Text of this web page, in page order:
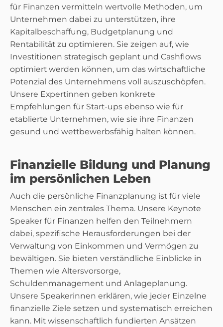
für Finanzen vermitteln wertvolle Methoden, um
Unternehmen dabei zu unterstützen, ihre
Kapitalbeschaffung, Budgetplanung und
Rentabilität zu optimieren. Sie zeigen auf, wie
Investitionen strategisch geplant und Cashflows
optimiert werden können, um das wirtschaftliche
Potenzial des Unternehmens voll auszuschöpfen.
Unsere Expertinnen geben konkrete
Empfehlungen für Start-ups ebenso wie für
etablierte Unternehmen, wie sie ihre Finanzen
gesund und wettbewerbsfähig halten können.
Finanzielle Bildung und Planung
im persönlichen Leben
Auch die persönliche Finanzplanung ist für viele
Menschen ein zentrales Thema. Unsere Keynote
Speaker für Finanzen helfen den Teilnehmern
dabei, spezifische Herausforderungen bei der
Verwaltung von Einkommen und Vermögen zu
bewältigen. Sie bieten verständliche Einblicke in
Themen wie Altersvorsorge,
Schuldenmanagement und Anlageplanung.
Unsere Speakerinnen erklären, wie jeder Einzelne
finanzielle Ziele setzen und systematisch erreichen
kann. Mit wissenschaftlich fundierten Ansätzen